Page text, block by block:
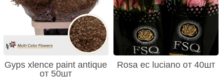
Gyps xlence paint antique
от 50шт
Rosa ec luciano от 40шт